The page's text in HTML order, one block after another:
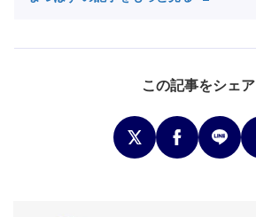
この記事をシェア